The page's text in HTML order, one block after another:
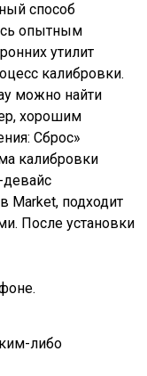
способ
опытным
утилит
калибровки.
можно найти
хорошим
Сброс»
калибровки
девайс
Market, подходит
После установки
либо